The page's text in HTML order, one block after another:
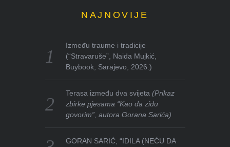
NAJNOVIJE
Između traume i tradicije
(“Stravaruše”, Naida Mujkić,
Buybook, Sarajevo, 2026.)
Terasa između dva svijeta(Prikaz
zbirke pjesama “Kao da zidu
govorim”, autora Gorana Sarića)
GORAN SARIĆ, “IDILA (NEĆU DA